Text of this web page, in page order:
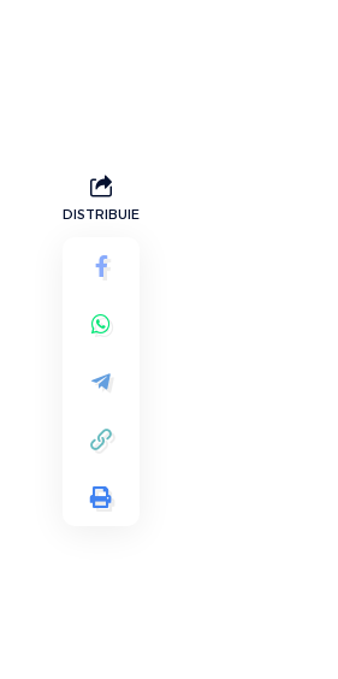
DISTRIBUIE